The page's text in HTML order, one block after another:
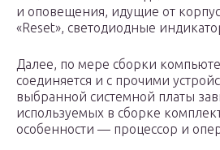
и оповещения, идущие от
«Reset», светодиодные
Далее, по мере сборки
соединяется и с прочими
выбранной системной платы
используемых в сборке
особенности — процессор и